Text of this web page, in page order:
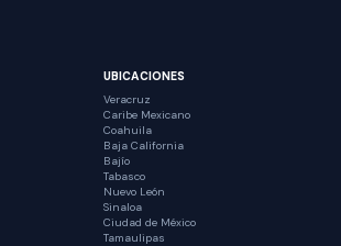
UBICACIONES
Veracruz
Caribe Mexicano
Coahuila
Baja California
Bajío
Tabasco
Nuevo León
Sinaloa
Ciudad de México
Tamaulipas